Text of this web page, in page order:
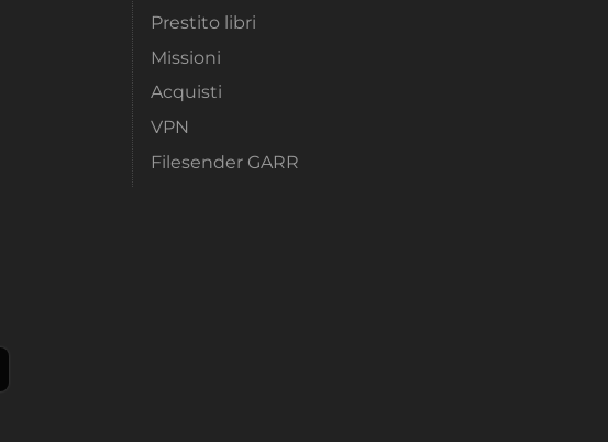
Prestito libri
Missioni
Acquisti
VPN
Filesender GARR